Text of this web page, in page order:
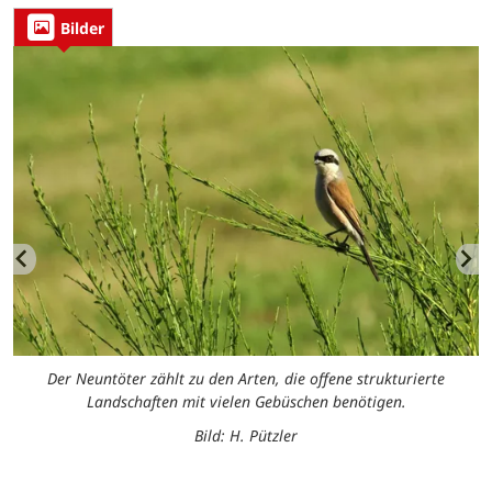
Bilder
Der Neuntöter zählt zu den Arten, die offene strukturierte
Landschaften mit vielen Gebüschen benötigen.
Bild: H. Pützler